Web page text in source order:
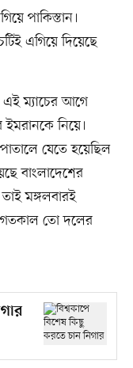
পাকিস্তান।
এগিয়ে দিয়েছে
ম্যাচের আগে
নিয়ে।
যেতে হয়েছিল
বাংলাদেশের
মঙ্গলবারই
গতকাল তো দলের